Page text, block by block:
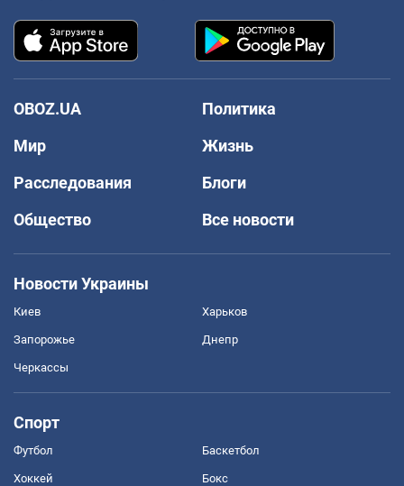
OBOZ.UA
Политика
Мир
Жизнь
Расследования
Блоги
Общество
Все новости
Новости Украины
Киев Харьков
Запорожье Днепр
Черкассы
Спорт
Футбол Баскетбол
Хоккей Бокс